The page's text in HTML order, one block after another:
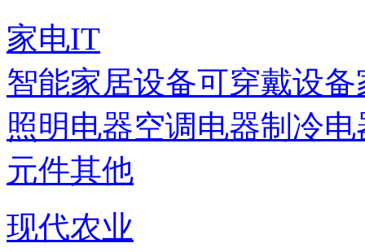
家电IT
智能家居设备可穿戴设备
照明电器空调电器制冷电
元件其他
现代农业